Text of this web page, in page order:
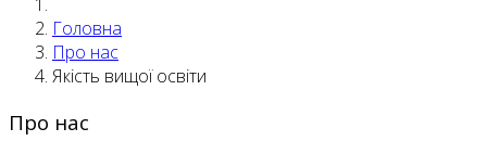
Головна
Про нас
Якість вищої освіти
Про нас